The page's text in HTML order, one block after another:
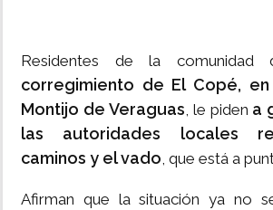
Residentes de la comunidad
corregimiento de El Copé,
Montijo de Veraguas, le piden a
las autoridades locales
caminos y el vado, que está a
Afirman que la situación ya no